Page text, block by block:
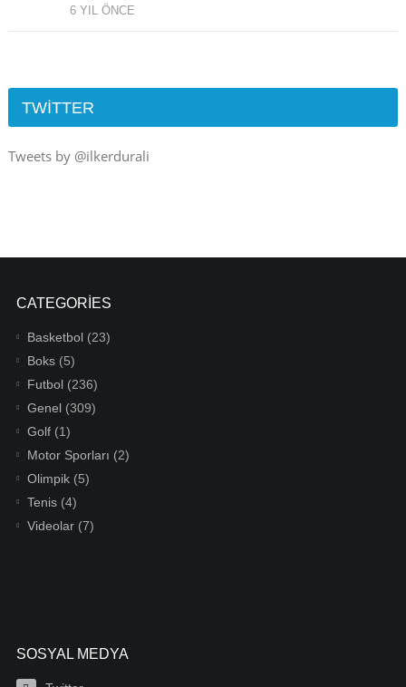
6 YIL ÖNCE
TWITTER
Tweets by @ilkerdurali
CATEGORIES
Basketbol(23)
Boks(5)
Futbol(236)
Genel(309)
Golf(1)
Motor Sporları (2)
Olimpik(5)
Tenis(4)
Videolar(7)
SOSYAL MEDYA